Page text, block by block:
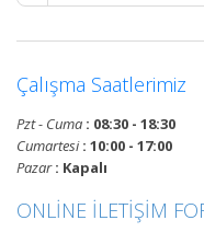
Çalışma Saatlerimiz
Pzt - Cuma : 08:30 - 18:30
Cumartesi: 10:00 - 17:00
Pazar: Kapalı
ONLİNE İLETİŞİM